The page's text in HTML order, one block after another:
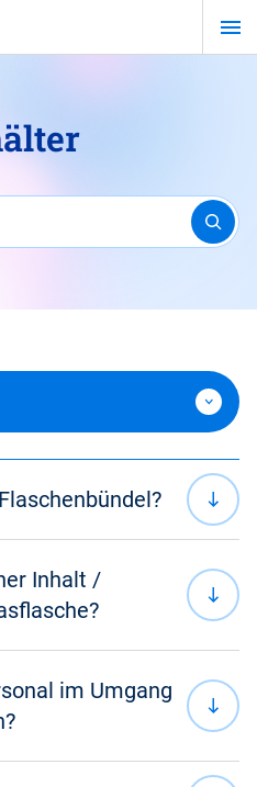
Inhalt /
im Umgang